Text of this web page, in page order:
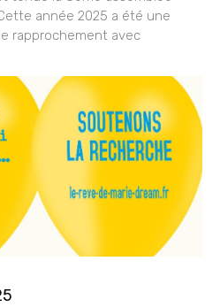
année 2025 a été une
rapprochement avec